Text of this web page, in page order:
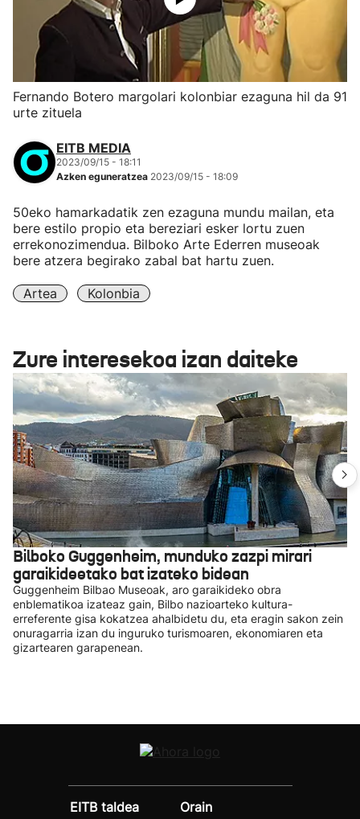
Fernando Botero margolari kolonbiar ezaguna hil da 91
urte zituela
EITB MEDIA
2023/09/15 - 18:11
Azken eguneratzea 2023/09/15 - 18:09
50eko hamarkadatik zen ezaguna mundu mailan, eta
bere estilo propio eta bereziari esker lortu zuen
errekonozimendua. Bilboko Arte Ederren museoak
bere atzera begirako zabal bat hartu zuen.
Artea Kolonbia
Zure interesekoa izan daiteke
Bilboko Guggenheim, munduko zazpi mirari
garaikideetako bat izateko bidean
Guggenheim Bilbao Museoak, aro garaikideko obra
enblematikoa izateaz gain, Bilbo nazioarteko kultura-
erreferente gisa kokatzea ahalbidetu du, eta eragin sakon zein
onuragarria izan du inguruko turismoaren, ekonomiaren eta
gizartearen garapenean.
EITB taldea
Orain